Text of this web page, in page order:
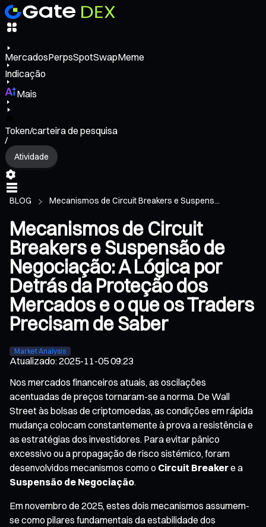
MercadosPerpsSpotSwapMeme
Indicação
Mais
Token/carteira de pesquisa
/
Atividade
BLOG Mecanismos de Circuit Breakers e Suspens...
Mecanismos de Circuit
Breakers e Suspensão de
Negociação: A Lógica por
Detrás da Proteção dos
Mercados e o que os Traders
Precisam de Saber
Market Analysis
Atualizado:2025-11-05 09:23
Nos mercados financeiros atuais, as oscilações
acentuadas de preços tornaram-se a norma. De Wall
Street às bolsas de criptomoedas, as condições em rápida
mudança colocam constantemente à prova a resistência e
as estratégias dos investidores. Para evitar pânico
excessivo ou a propagação de risco sistémico, foram
desenvolvidos mecanismos como o Circuit Breakere a
Suspensão de Negociação.
Em novembro de 2025, estes dois mecanismos assumem-
se como pilares fundamentais da estabilidade dos